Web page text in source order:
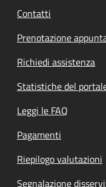
Contatti
Prenotazione
Richiedi assistenza
Statistiche del
Leggi le FAQ
Pagamenti
Riepilogo valutazioni
Segnalazione